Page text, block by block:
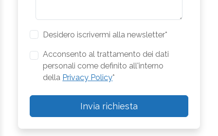
Desidero iscrivermi alla newsletter*
Acconsento al trattamento dei dati
personali come definito all'interno
della Privacy Policy*
Invia richiesta